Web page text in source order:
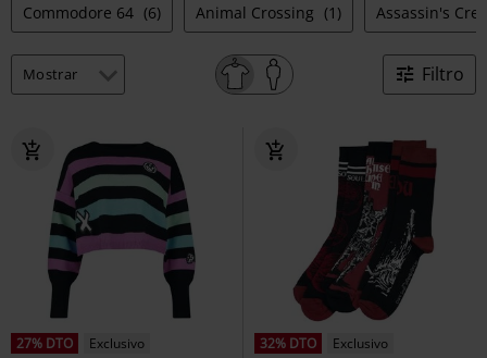
Commodore 64 (6) Animal Crossing (1) Assassin's
Filtro
27% DTO
Exclusivo
32% DTO
Exclusivo